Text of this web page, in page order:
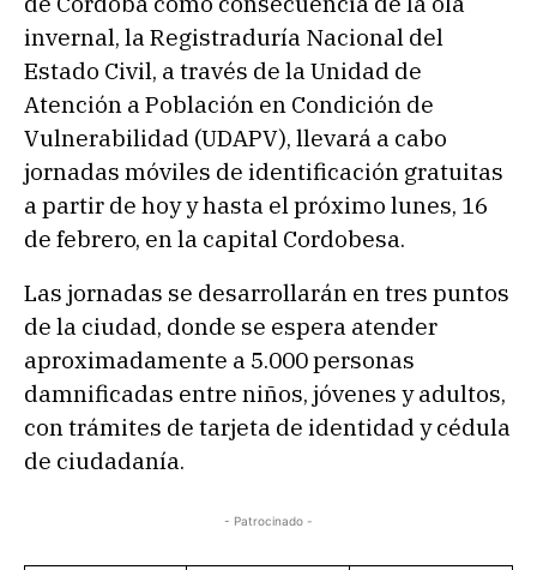
invernal, la Registraduría Nacional del
Estado Civil, a través de la Unidad de
Atención a Población en Condición de
Vulnerabilidad (UDAPV), llevará a cabo
jornadas móviles de identificación gratuitas
a partir de hoy y hasta el próximo lunes, 16
de febrero, en la capital Cordobesa.
Las jornadas se desarrollarán en tres puntos
de la ciudad, donde se espera atender
aproximadamente a 5.000 personas
damnificadas entre niños, jóvenes y adultos,
con trámites de tarjeta de identidad y cédula
de ciudadanía.
- Patrocinado -